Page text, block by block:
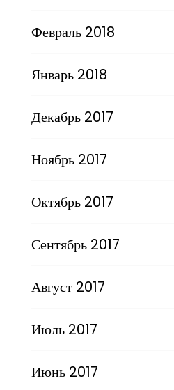
Февраль 2018
Январь 2018
Декабрь 2017
Ноябрь 2017
Октябрь 2017
Сентябрь 2017
Август 2017
Июль 2017
Июнь 2017